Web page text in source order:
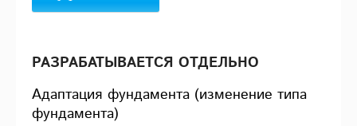
РАЗРАБАТЫВАЕТСЯ ОТДЕЛЬНО
Адаптация фундамента (изменение типа
фундамента)